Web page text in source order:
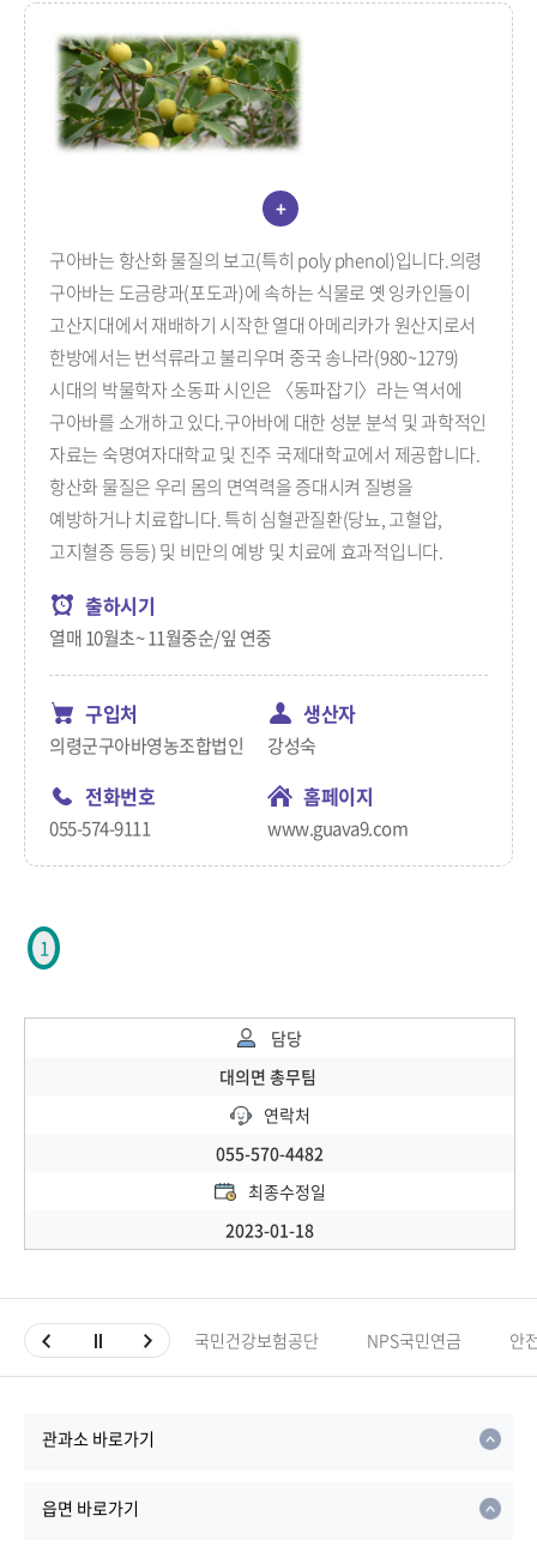
+
구아바는 항산화 물질의 보고(특히 poly phenol)입니다.의령
구아바는 도금량과(포도과)에 속하는 식물로 옛 잉카인들이
고산지대에서 재배하기 시작한 열대 아메리카가 원산지로서
한방에서는 번석류라고 불리우며 중국 송나라(980~1279)
시대의 박물학자 소동파 시인은 〈동파잡기〉라는 역서에
구아바를 소개하고 있다.구아바에 대한 성분 분석 및 과학적인
자료는 숙명여자대학교 및 진주 국제대학교에서 제공합니다.
항산화 물질은 우리 몸의 면역력을 증대시켜 질병을
예방하거나 치료합니다. 특히 심혈관질환(당뇨, 고혈압,
고지혈증 등등) 및 비만의 예방 및 치료에 효과적입니다.
출하시기
열매 10월초~ 11월중순/잎 연중
구입처
의령군구아바영농조합법인
전화번호
055-574-9111
생산자
강성숙
홈페이지
www.guava9.com
1
담당
대의면 총무팀
연락처
055-570-4482
최종수정일
2023-01-18
국민건강보험공단 NPS국민연금 안
관과소 바로가기
읍면 바로가기